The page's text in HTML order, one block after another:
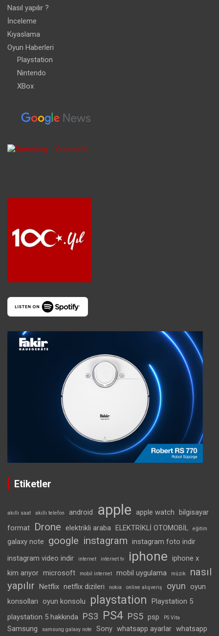
Nasıl yapılır ?
İnceleme
Kıyaslama
Oyun Haberleri
Playstation
Nintendo
XBox
Etiketler
akıllı saat akıllı telefon android apple apple watch bilgisayar
format
Drone elektrikli araba ELEKTRİKLİ OTOMOBİL eğitim
galaxy note google instagram instagram foto indir
instagram video indir
internet internet tv iphone iphone x
kim arıyor microsoft mobil internet mobil uygulama müzik
nasıl
yapılır Netflix netflix dizileri nokia online alışveriş oyun
oyun
konsolları
oyun konsolu playstation
Playstation 5
playstation 5 hakkında PS3 PS4 PS5 psp PS Vita
Samsung samsung galaxy note Sony whatsapp ayarlar whatsapp